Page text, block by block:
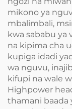
mikono ya
mbalimbali,
kwa sababu ya
na kipima cha
kupiga idadi
wa nguvu,
kifupi na wale
Highpower
thamani baada